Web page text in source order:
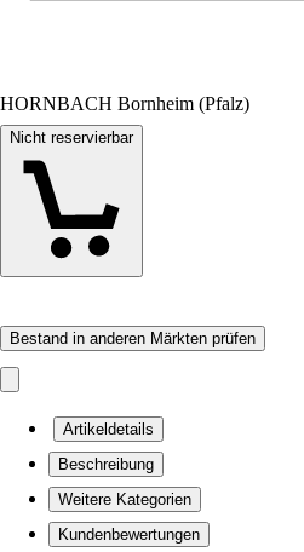
HORNBACH Bornheim (Pfalz)
Nicht reservierbar
Bestand in anderen Märkten prüfen
Artikeldetails
Beschreibung
Weitere Kategorien
Kundenbewertungen